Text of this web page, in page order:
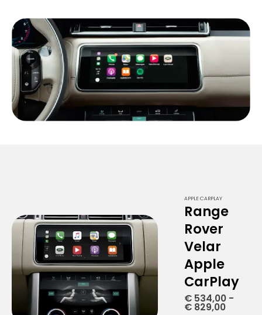
APPLE CARPLAY
Range
Rover
Velar
Apple
CarPlay
€ 534,00 -
€ 829,00